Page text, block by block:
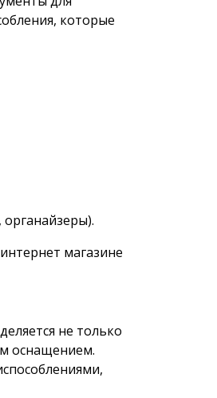
которые
магазине
не только
оснащением.